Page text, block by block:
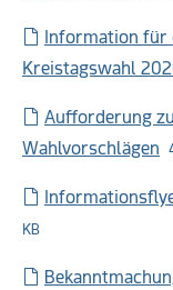
Information für
Kreistagswahl
Aufforderung
Wahlvorschlägen
KB